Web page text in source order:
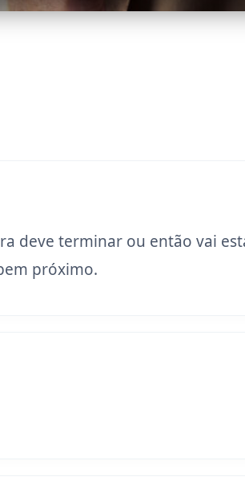
deve terminar ou então vai
próximo.